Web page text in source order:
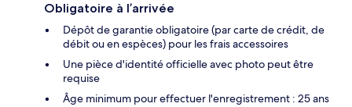
Obligatoire à l’arrivée
Dépôt de garantie obligatoire (par carte de crédit, de
débit ou en espèces) pour les frais accessoires
Une pièce d'identité officielle avec photo peut être
requise
Âge minimum pour effectuer l'enregistrement : 25 ans